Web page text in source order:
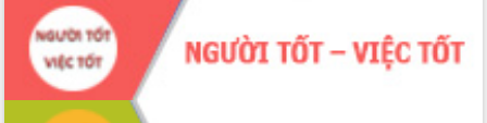
Đắk Lắk sẵn sàng các điều kiện cho
Ngày hội bầu cử đại biểu Quốc hội
khóa XVI và HĐND các cấp nhiệm kỳ
2026-2031
Đảm bảo cuộc bầu cử đại biểu Quốc